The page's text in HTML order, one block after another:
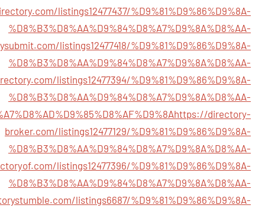
listings12477437/%D9%81%D9%86%D9%8A-
%D8%B3%D8%AA%D9%84%D8%A7%D9%8A%D8%AA-
listings12477418/%D9%81%D9%86%D9%8A-
%D8%B3%D8%AA%D9%84%D8%A7%D9%8A%D8%AA-
listings12477394/%D9%81%D9%86%D9%8A-
%D8%B3%D8%AA%D9%84%D8%A7%D9%8A%D8%AA-
https://directory-
broker.com/listings12477129/%D9%81%D9%86%D9%8A-
%D8%B3%D8%AA%D9%84%D8%A7%D9%8A%D8%AA-
listings12477396/%D9%81%D9%86%D9%8A-
%D8%B3%D8%AA%D9%84%D8%A7%D9%8A%D8%AA-
listings6687/%D9%81%D9%86%D9%8A-